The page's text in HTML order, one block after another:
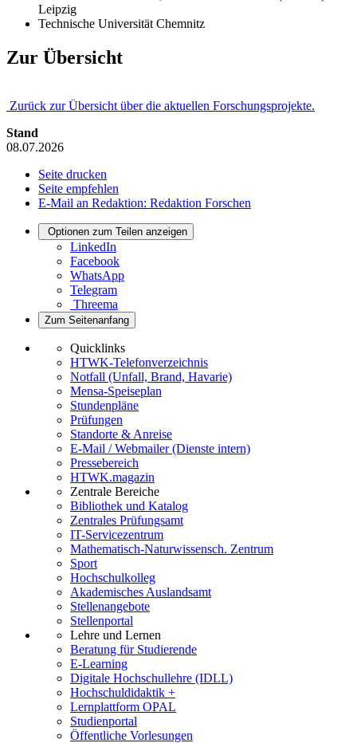
Leipzig
Technische Universität Chemnitz
Zur Übersicht
Zurück zur Übersicht über die aktuellen Forschungsprojekte.
Stand
08.07.2026
Seite drucken
Seite empfehlen
E-Mail an Redaktion: Redaktion Forschen
Optionen zum Teilen anzeigen
LinkedIn
Facebook
WhatsApp
Telegram
Threema
Zum Seitenanfang
Quicklinks
HTWK-Telefonverzeichnis
Notfall (Unfall, Brand, Havarie)
Mensa-Speiseplan
Stundenpläne
Prüfungen
Standorte & Anreise
E-Mail / Webmailer (Dienste intern)
Pressebereich
HTWK.magazin
Zentrale Bereiche
Bibliothek und Katalog
Zentrales Prüfungsamt
IT-Servicezentrum
Mathematisch-Naturwissensch. Zentrum
Sport
Hochschulkolleg
Akademisches Auslandsamt
Stellenangebote
Stellenportal
Lehre und Lernen
Beratung für Studierende
E-Learning
Digitale Hochschullehre (IDLL)
Hochschuldidaktik +
Lernplattform OPAL
Studienportal
Öffentliche Vorlesungen